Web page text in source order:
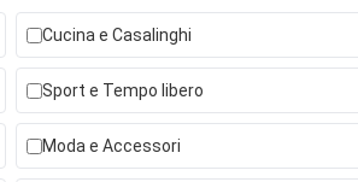
Cucina e Casalinghi
Sport e Tempo libero
Moda e Accessori